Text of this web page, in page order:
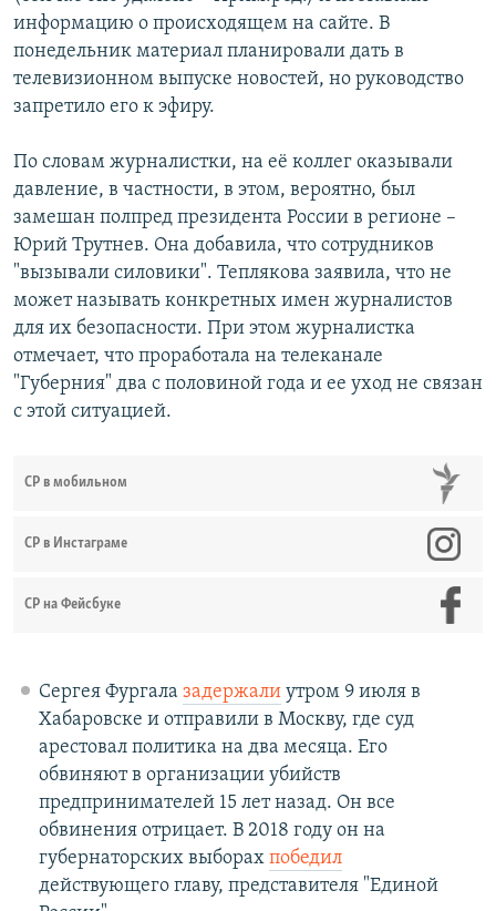
информацию о происходящем на сайте. В
понедельник материал планировали дать в
телевизионном выпуске новостей, но руководство
запретило его к эфиру.
По словам журналистки, на её коллег оказывали
давление, в частности, в этом, вероятно, был
замешан полпред президента России в регионе –
Юрий Трутнев. Она добавила, что сотрудников
"вызывали силовики". Теплякова заявила, что не
может называть конкретных имен журналистов
для их безопасности. При этом журналистка
отмечает, что проработала на телеканале
"Губерния" два с половиной года и ее уход не связан
с этой ситуацией.
СР в мобильном
СР в Инстаграме
СР на Фейсбуке
Сергея Фургала задержалиутром 9 июля в
Хабаровске и отправили в Москву, где суд
арестовал политика на два месяца. Его
обвиняют в организации убийств
предпринимателей 15 лет назад. Он все
обвинения отрицает. В 2018 году он на
губернаторских выборах победил
действующего главу, представителя "Единой